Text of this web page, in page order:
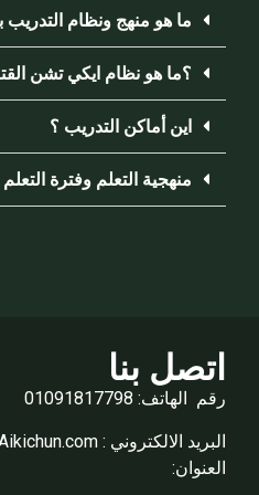
ما هو منهج ونظام
؟ما هو نظام ايكي تشن
اين أماكن التدريب ؟
منهجية التعلم وفترة
اتصل بنا
رقم الهاتف: 01091817798
البريد الالكتروني : info@Aikichun.com
العنوان: